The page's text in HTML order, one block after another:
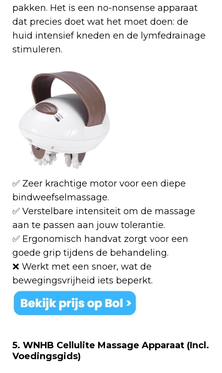
pakken. Het is een no-nonsense apparaat
dat precies doet wat het moet doen: de
huid intensief kneden en de lymfedrainage
stimuleren.
✅ Zeer krachtige motor voor een diepe
bindweefselmassage.
✅ Verstelbare intensiteit om de massage
aan te passen aan jouw tolerantie.
✅ Ergonomisch handvat zorgt voor een
goede grip tijdens de behandeling.
❌ Werkt met een snoer, wat de
bewegingsvrijheid iets beperkt.
5. WNHB Cellulite Massage Apparaat (Incl.
Voedingsgids)